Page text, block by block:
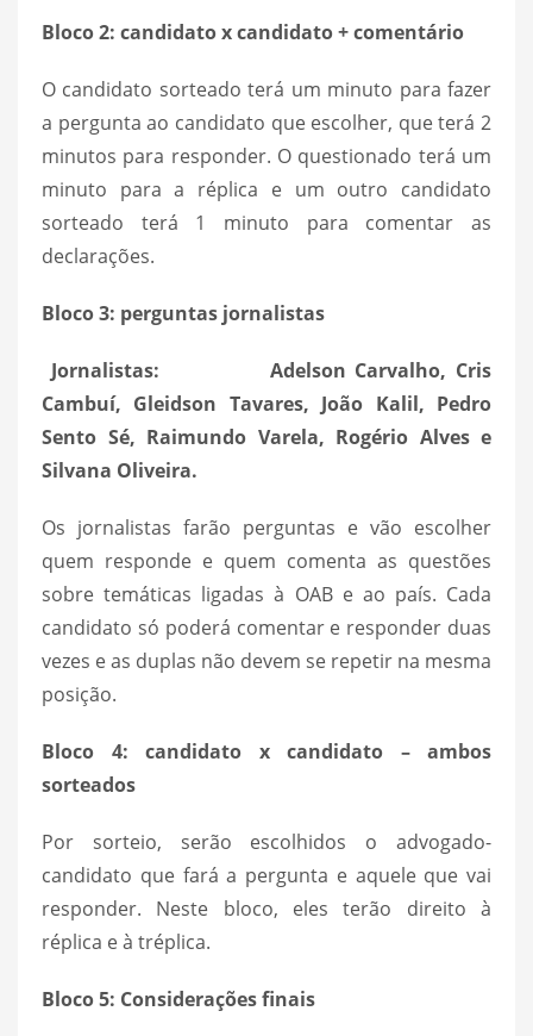
Bloco 2: candidato x candidato + comentário
O candidato sorteado terá um minuto para fazer
a pergunta ao candidato que escolher, que terá 2
minutos para responder. O questionado terá um
minuto para a réplica e um outro candidato
sorteado terá 1 minuto para comentar as
declarações.
Bloco 3: perguntas jornalistas
Jornalistas: Adelson Carvalho, Cris
Cambuí, Gleidson Tavares, João Kalil, Pedro
Sento Sé, Raimundo Varela, Rogério Alves e
Silvana Oliveira.
Os jornalistas farão perguntas e vão escolher
quem responde e quem comenta as questões
sobre temáticas ligadas à OAB e ao país. Cada
candidato só poderá comentar e responder duas
vezes e as duplas não devem se repetir na mesma
posição.
Bloco 4: candidato x candidato – ambos
sorteados
Por sorteio, serão escolhidos o advogado-
candidato que fará a pergunta e aquele que vai
responder. Neste bloco, eles terão direito à
réplica e à tréplica.
Bloco 5: Considerações finais